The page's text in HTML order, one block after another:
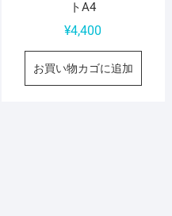
トA4
¥4,400
お買い物カゴに追加